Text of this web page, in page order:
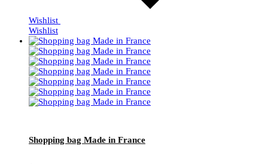
Wishlist
Wishlist
Shopping bag Made in France